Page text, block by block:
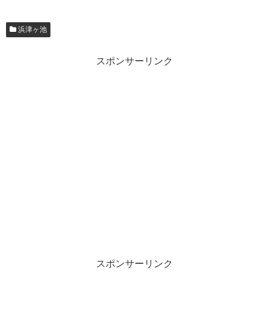
浜津ヶ池
スポンサーリンク
スポンサーリンク